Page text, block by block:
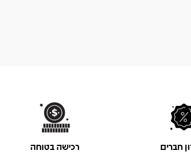
חברים רכישה בטוחה